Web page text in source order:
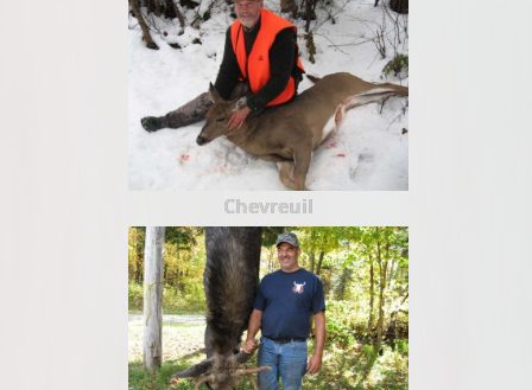
Chevreuil